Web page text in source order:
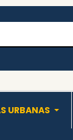
URBANAS